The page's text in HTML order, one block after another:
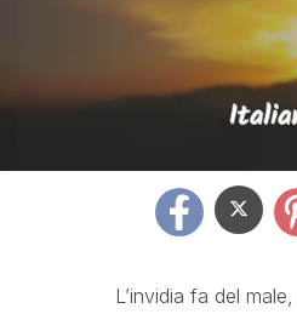
L’invidia fa del